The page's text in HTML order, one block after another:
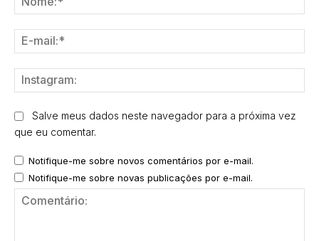
Salve meus dados neste navegador para a próxima vez
que eu comentar.
Notifique-me sobre novos comentários por e-mail.
Notifique-me sobre novas publicações por e-mail.